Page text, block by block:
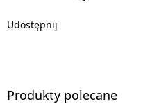
Udostępnij
Produkty polecane